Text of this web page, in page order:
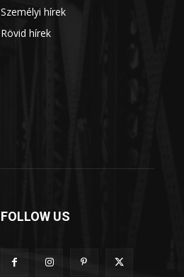
Személyi hírek
Rövid hírek
FOLLOW US